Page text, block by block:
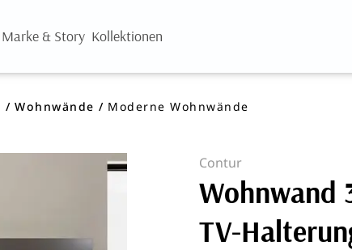
Marke & Story Kollektionen
Wohnwände Moderne Wohnwände
Contur
Wohnwand
TV-